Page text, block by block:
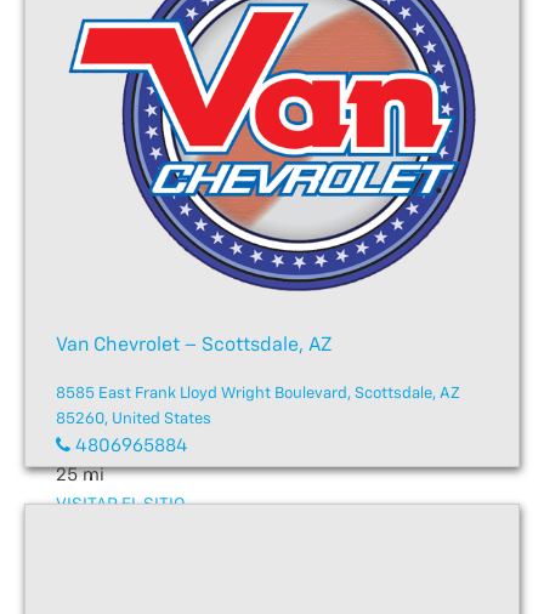
Van Chevrolet – Scottsdale, AZ
8585 East Frank Lloyd Wright Boulevard, Scottsdale, AZ
85260, United States
4806965884
25 mi
VISITAR EL SITIO